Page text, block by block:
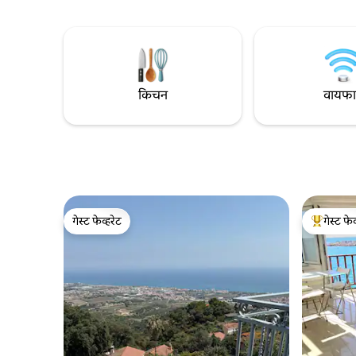
बार्सिलोनापासून फक्त 1:00 वाजता.
जून ‘23
किचन
गेस्ट फेव्हरेट
गेस्ट फेव्हरेट
टॉप गेस्ट
गेस्ट